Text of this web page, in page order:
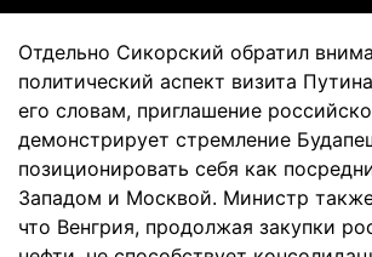
Отдельно Сикорский обратил
политический аспект визита
его словам, приглашение
демонстрирует стремление
позиционировать себя как
Западом и Москвой. Министр
что Венгрия, продолжая закупки